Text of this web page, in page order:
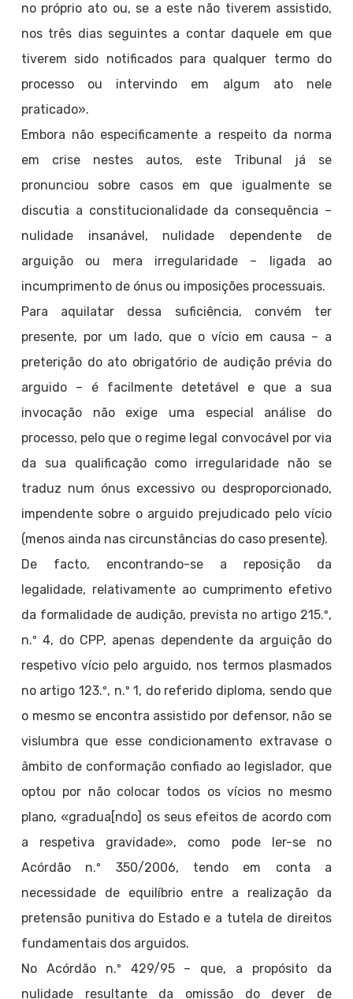
no próprio ato ou, se a este não tiverem assistido,
nos três dias seguintes a contar daquele em que
tiverem sido notificados para qualquer termo do
processo ou intervindo em algum ato nele
praticado».
Embora não especificamente a respeito da norma
em crise nestes autos, este Tribunal já se
pronunciou sobre casos em que igualmente se
discutia a constitucionalidade da consequência –
nulidade insanável, nulidade dependente de
arguição ou mera irregularidade – ligada ao
incumprimento de ónus ou imposições processuais.
Para aquilatar dessa suficiência, convém ter
presente, por um lado, que o vício em causa – a
preterição do ato obrigatório de audição prévia do
arguido – é facilmente detetável e que a sua
invocação não exige uma especial análise do
processo, pelo que o regime legal convocável por via
da sua qualificação como irregularidade não se
traduz num ónus excessivo ou desproporcionado,
impendente sobre o arguido prejudicado pelo vício
(menos ainda nas circunstâncias do caso presente).
De facto, encontrando-se a reposição da
legalidade, relativamente ao cumprimento efetivo
da formalidade de audição, prevista no artigo 215.º,
n.º 4, do CPP, apenas dependente da arguição do
respetivo vício pelo arguido, nos termos plasmados
no artigo 123.º, n.º 1, do referido diploma, sendo que
o mesmo se encontra assistido por defensor, não se
vislumbra que esse condicionamento extravase o
âmbito de conformação confiado ao legislador, que
optou por não colocar todos os vícios no mesmo
plano, «gradua[ndo] os seus efeitos de acordo com
a respetiva gravidade», como pode ler-se no
Acórdão n.º 350/2006, tendo em conta a
necessidade de equilíbrio entre a realização da
pretensão punitiva do Estado e a tutela de direitos
fundamentais dos arguidos.
No Acórdão n.º 429/95 – que, a propósito da
nulidade resultante da omissão do dever de